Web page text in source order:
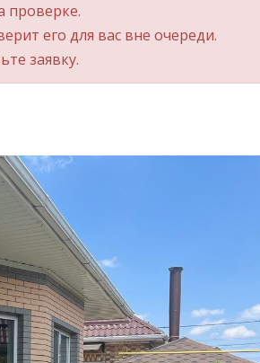
проверке.
его для вас вне очереди.
заявку.